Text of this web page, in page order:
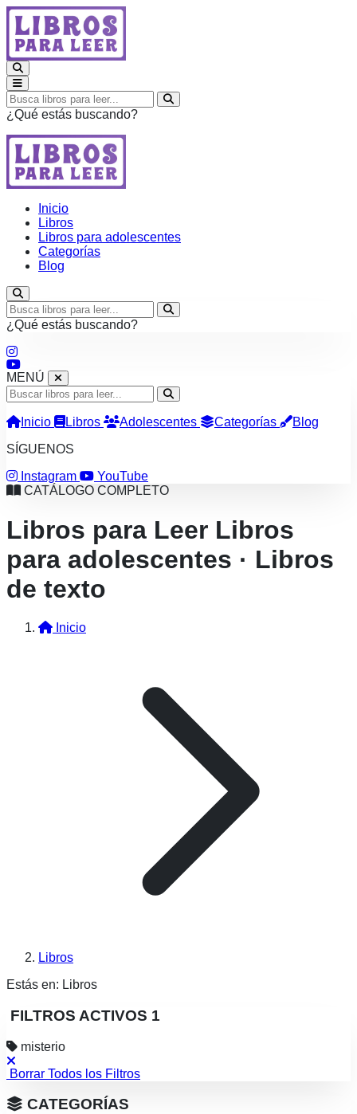
¿Qué estás buscando?
Inicio
Libros
Libros para adolescentes
Categorías
Blog
¿Qué estás buscando?
MENÚ
Inicio Libros Adolescentes Categorías
Blog
SÍGUENOS
Instagram
YouTube
CATÁLOGO COMPLETO
Libros para Leer Libros
para adolescentes · Libros
de texto
Inicio
Libros
Estás en: Libros
FILTROS ACTIVOS 1
misterio
Borrar Todos los Filtros
CATEGORÍAS